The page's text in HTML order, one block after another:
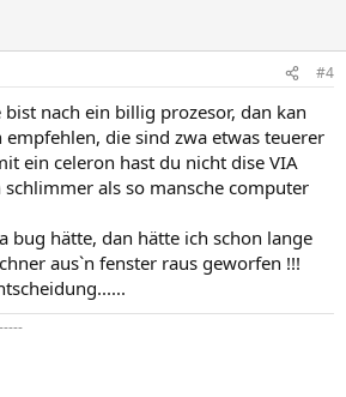
#4
nach ein billig prozesor, dan kan
die sind zwa etwas teuerer
ein celeron hast du nicht dise VIA
als so mansche computer
bug hätte, dan hätte ich schon lange
aus`n fenster raus geworfen !!!